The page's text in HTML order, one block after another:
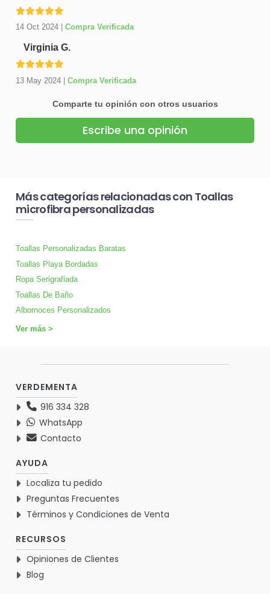
14 Oct 2024 Compra Verificada
Virginia G.
13 May 2024 | Compra Verificada
Comparte tu opinión con otros usuarios
Escribe una opinión
Más categorías relacionadas con Toallas
microfibra personalizadas
Toallas Personalizadas Baratas
Toallas Playa Bordadas
Ropa Serigrafiada
Toallas De Baño
Albornoces Personalizados
Ver más >
VERDEMENTA
916 334 328
WhatsApp
Contacto
AYUDA
Localiza tu pedido
Preguntas Frecuentes
Términos y Condiciones de Venta
RECURSOS
Opiniones de Clientes
Blog